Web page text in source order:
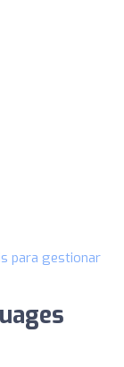
para gestionar